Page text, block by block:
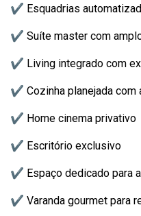
✔ Esquadrias
✔ Suíte master com
✔ Living integrado com
✔ Cozinha planejada com
✔ Home cinema privativo
✔ Escritório exclusivo
✔ Espaço dedicado para
✔ Varanda gourmet para